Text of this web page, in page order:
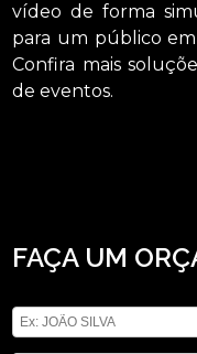
vídeo de forma
para um público
Confira mais
de eventos.
FAÇA UM